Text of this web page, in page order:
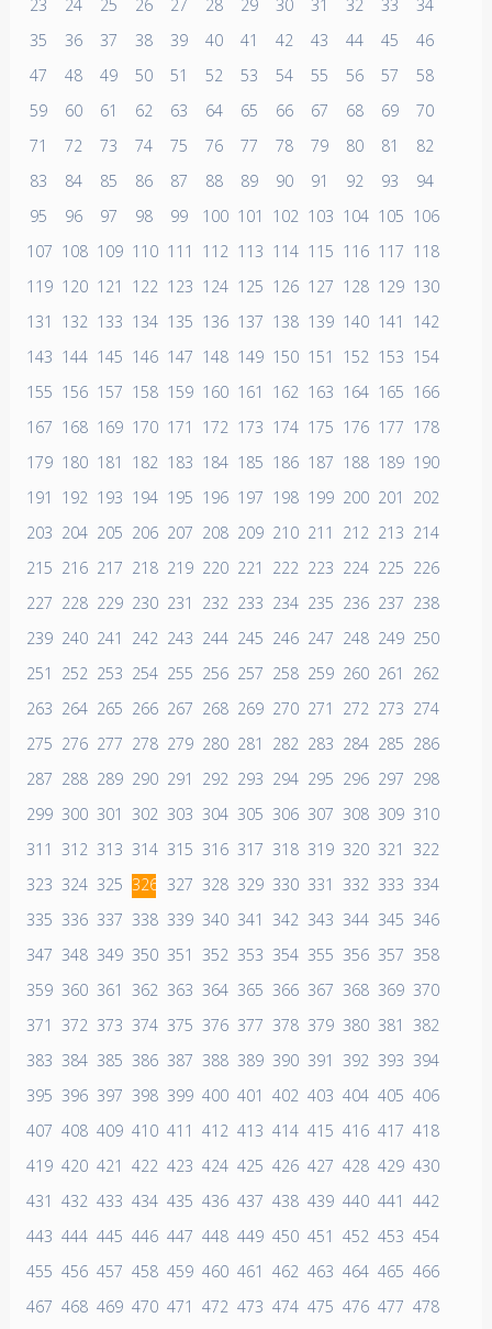
23 24 25 26 27 28 29 30 31 32 33
34
35
36 37 38 39 40 41 42 43 44 45
46
47
48 49 50 51 52 53 54 55 56 57
58
59
60 61 62 63 64 65 66 67 68 69
70
71
72 73 74 75 76 77 78 79 80 81
82
83
84 85 86 87 88 89 90 91 92 93
94
95
96 97 98 99 100 101 102 103 104 105 106
107 108 109 110 111 112 113 114 115 116 117 118
119 120 121 122 123 124 125 126 127 128 129 130
131
132 133 134 135 136 137 138 139 140 141
142
143 144 145 146 147 148 149 150 151 152 153 154
155 156 157 158 159 160 161 162 163 164 165 166
167 168 169 170 171 172 173 174 175 176 177 178
179 180 181 182 183 184 185 186 187 188 189 190
191
192 193 194 195 196 197 198 199 200 201
202
203 204 205 206 207 208 209 210 211 212 213 214
215 216 217 218 219 220 221 222 223 224 225 226
227 228 229 230 231 232 233 234 235 236 237 238
239 240 241 242 243 244 245 246 247 248 249 250
251
252 253 254 255 256 257 258 259 260 261
262
263 264 265 266 267 268 269 270 271 272 273 274
275 276 277 278 279 280 281 282 283 284 285 286
287 288 289 290 291 292 293 294 295 296 297 298
299 300 301 302 303 304 305 306 307 308 309 310
311
312 313 314 315 316 317 318 319 320 321
322
323 324 325 326 327 328 329 330 331 332 333 334
335 336 337 338 339 340 341 342 343 344 345 346
347 348 349 350 351 352 353 354 355 356 357 358
359 360 361 362 363 364 365 366 367 368 369 370
371
372 373 374 375 376 377 378 379 380 381
382
383 384 385 386 387 388 389 390 391 392 393 394
395 396 397 398 399 400 401 402 403 404 405 406
407 408 409 410 411 412 413 414 415 416 417 418
419 420 421 422 423 424 425 426 427 428 429 430
431 432 433 434 435 436 437 438 439 440 441 442
443 444 445 446 447 448 449 450 451 452 453 454
455 456 457 458 459 460 461 462 463 464 465 466
467 468 469 470 471 472 473 474 475 476 477 478